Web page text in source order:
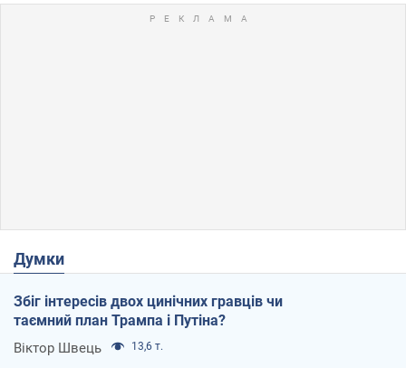
Думки
Збіг інтересів двох цинічних гравців чи
таємний план Трампа і Путіна?
Віктор Швець 13,6 т.